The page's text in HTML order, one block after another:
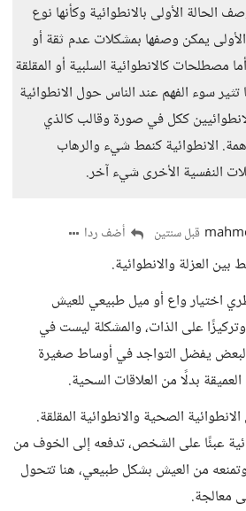
الحالة الأولى بالانطوائية وكأنها نوع
الأولى يمكن وصفها بمشكلات عدم ثقة أو
كالانطوائية السلبية أو المقلقة
سوء الفهم عند الناس حول الانطوائية
ككل في صورة وقالب كالذي
الانطوائية كنمط شيء والرهاب
النفسية الأخرى شيء آخر.
قبل سنتين أضف ردا
بين العزلة والانطوائية.
اختيار واع أو ميل طبيعي للعيش
على الذات، والمشكلة ليست في
البعض يفضل التواجد في أوساط صغيرة
بدلًا من العلاقات السحية.
الصحية والانطوائية المقلقة.
عبئًا على الشخص، تدفعه إلى الخوف من
وتمنعه من العيش بشكل طبيعي، هنا تتحول
معالجة.